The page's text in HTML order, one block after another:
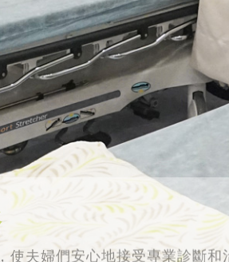
使夫婦們安心地接受專業診斷